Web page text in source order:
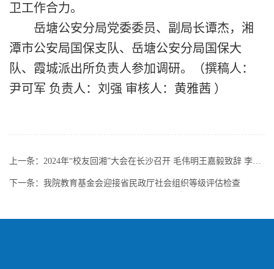
卫工作合力。
岳塘公安分局党委委员、副局长谭杰，湘
潭市公安局国保支队、岳塘公安分局国保大
队、 霞城派出所负责人参加调研。（撰稿人：
尹可军 负责人：刘强 审核人：黄雅茜 ）
上一条： 2024年“校友回湘”大会在长沙召开 毛伟明王嘉毅致辞 李殿勋出席
下一条： 我院教育基金会迎接省民政厅社会组织等级评估检查